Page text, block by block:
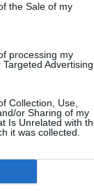
the Sale of my
processing my
Advertising.
Collection, Use,
or Sharing of my
Is Unrelated with
it was collected.